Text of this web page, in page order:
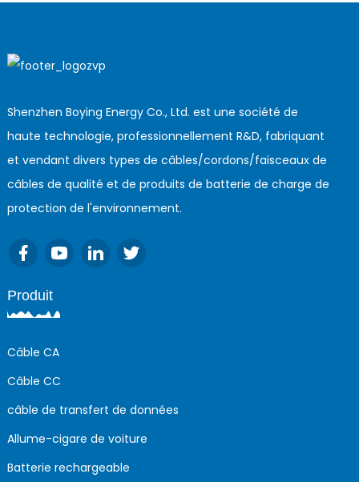
Shenzhen Boying Energy Co., Ltd. est une société de
haute technologie, professionnellement R&D, fabriquant
et vendant divers types de câbles/cordons/faisceaux de
câbles de qualité et de produits de batterie de charge de
protection de l'environnement.
Produit
Câble CA
Câble CC
câble de transfert de données
Allume-cigare de voiture
Batterie rechargeable